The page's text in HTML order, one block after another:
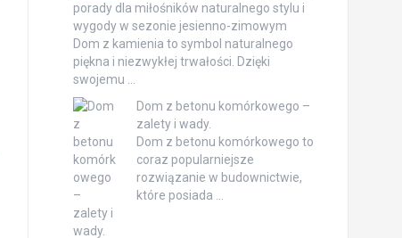
porady dla miłośników naturalnego stylu i
wygody w sezonie jesienno-zimowym
Dom z kamienia to symbol naturalnego
piękna i niezwykłej trwałości. Dzięki
swojemu …
Dom z betonu komórkowego –
zalety i wady.
Dom z betonu komórkowego to
coraz popularniejsze
rozwiązanie w budownictwie,
które posiada …